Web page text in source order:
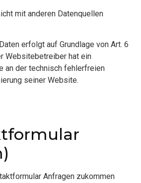
mit anderen Datenquellen
erfolgt auf Grundlage von Art. 6
Websitebetreiber hat ein
an der technisch fehlerfreien
seiner Website.
Anfragen zukommen